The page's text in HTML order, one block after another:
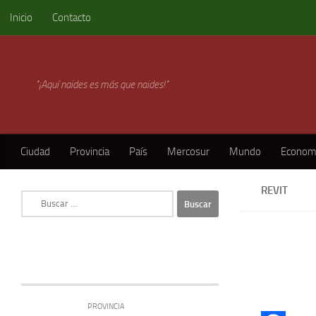
Skip to content
Inicio Contacto
"¡Aquí naides es más que naides!"
Ciudad Provincia País Mercosur Mundo
REVIT
PROVINCIA